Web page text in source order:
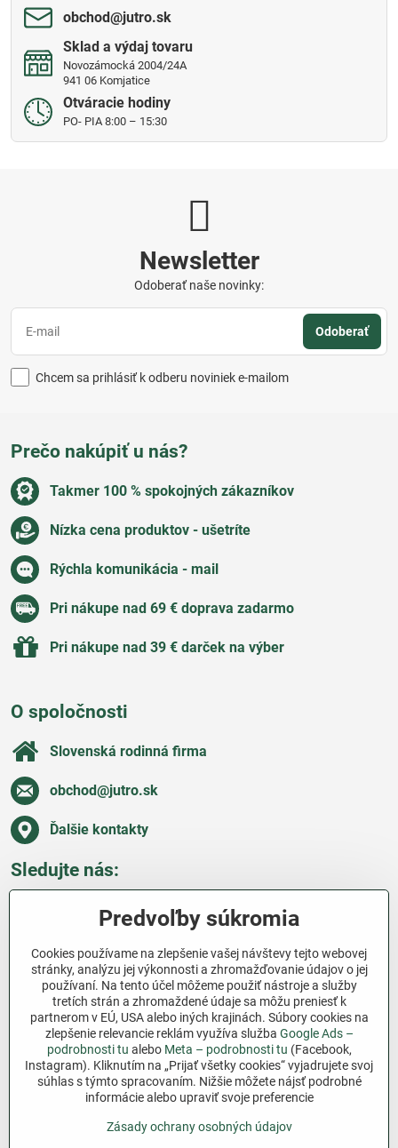
obchod​@jutro​.sk
Sklad a výdaj tovaru
Novozámocká 2004/24A
941 06 Komjatice
Otváracie hodiny
PO- PIA 8:00 – 15:30
Newsletter
Odoberať naše novinky:
Odoberať
Chcem sa prihlásiť k odberu noviniek e-mailom
Prečo nakúpiť u nás?
Takmer 100 % spokojných zákazníkov
Nízka cena produktov - ušetríte
Rýchla komunikácia - mail
Pri nákupe nad 69 € doprava zadarmo
Pri nákupe nad 39 € darček na výber
O spoločnosti
Slovenská rodinná firma
obchod​@jutro​.sk
Ďalšie kontakty
Sledujte nás:
Všetko o nákupe
Ďakujeme za podporu
Sme slovenský e-shop bez dotácií​. Fungujeme len
vďaka vám – ľuďom, ktorí veria v poctivú prácu a
lásku k pôde​. Každý nákup na Jutro​.sk nám pomáha
pokračovať v tom, čo má zmysel – pomáhať
záhradkárom zadarmo a srdcom​.
Predvoľby súkromia
Cookies používame na zlepšenie vašej návštevy tejto webovej
stránky, analýzu jej výkonnosti a zhromažďovanie údajov o jej
používaní. Na tento účel môžeme použiť nástroje a služby
tretích strán a zhromaždené údaje sa môžu preniesť k
partnerom v EÚ, USA alebo iných krajinách. Súbory cookies na
zlepšenie relevancie reklám využíva služba Google Ads –
podrobnosti tu alebo Meta – podrobnosti tu (Facebook,
Instagram). Kliknutím na „Prijať všetky cookies“ vyjadrujete svoj
súhlas s týmto spracovaním. Nižšie môžete nájsť podrobné
informácie alebo upraviť svoje preferencie
Zásady ochrany osobných údajov